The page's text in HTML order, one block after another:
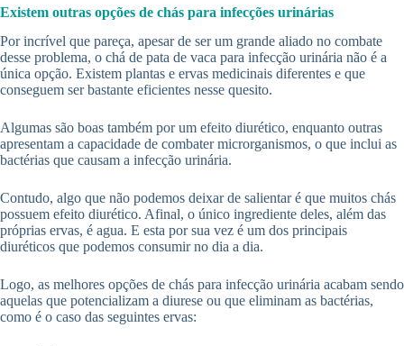
Existem outras opções de chás para infecções urinárias
Por incrível que pareça, apesar de ser um grande aliado no combate
desse problema, o chá de pata de vaca para infecção urinária não é a
única opção. Existem plantas e ervas medicinais diferentes e que
conseguem ser bastante eficientes nesse quesito.
Algumas são boas também por um efeito diurético, enquanto outras
apresentam a capacidade de combater microrganismos, o que inclui as
bactérias que causam a infecção urinária.
Contudo, algo que não podemos deixar de salientar é que muitos chás
possuem efeito diurético. Afinal, o único ingrediente deles, além das
próprias ervas, é agua. E esta por sua vez é um dos principais
diuréticos que podemos consumir no dia a dia.
Logo, as melhores opções de chás para infecção urinária acabam sendo
aquelas que potencializam a diurese ou que eliminam as bactérias,
como é o caso das seguintes ervas: